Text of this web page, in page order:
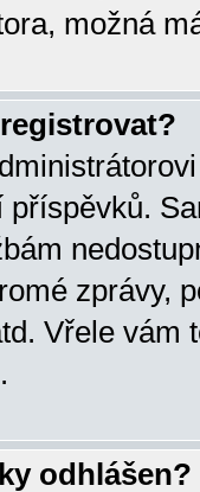
možná
zprávy,
Vřele vám
odhlášen?